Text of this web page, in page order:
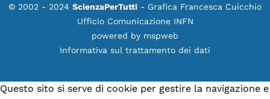
© 2002 - 2024 ScienzaPerTutti - Grafica Francesca Cuicchio
Ufficio Comunicazione INFN
powered by mspweb
Informativa sul trattamento dei dati
Questo sito si serve di cookie per gestire la navigazione e